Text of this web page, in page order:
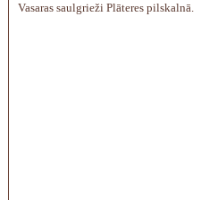
Vasaras saulgrieži Plāteres pilskalnā.